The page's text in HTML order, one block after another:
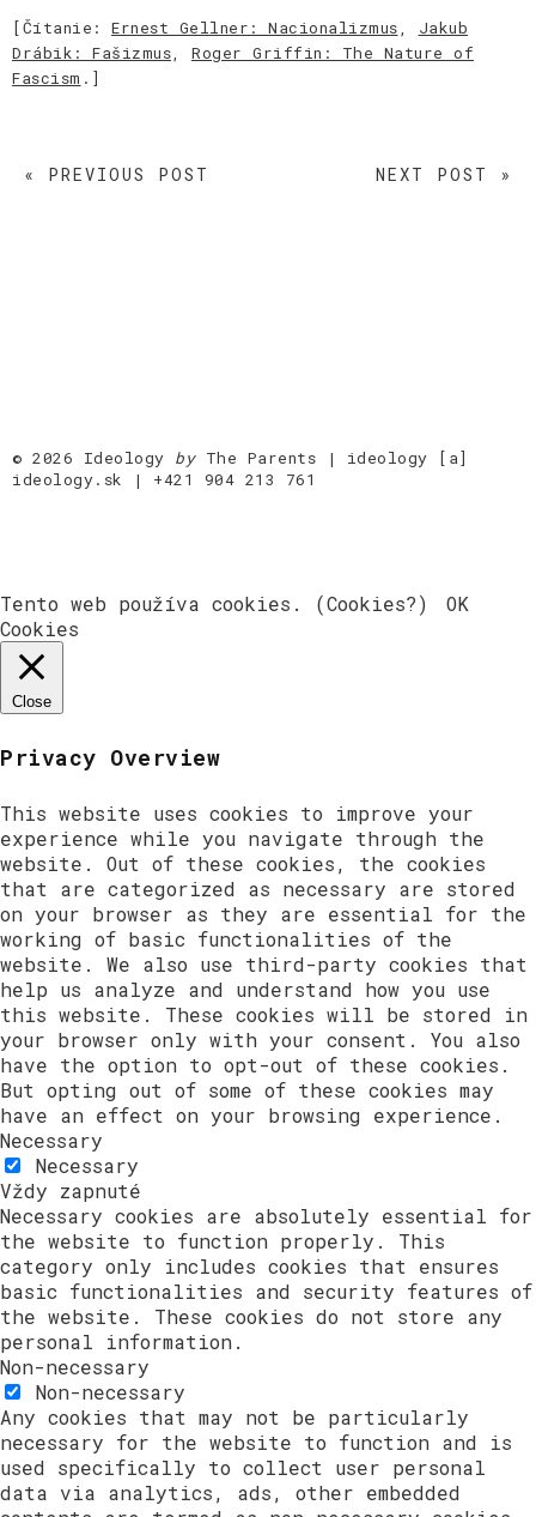
[Čítanie: Ernest Gellner: Nacionalizmus, Jakub
Drábik: Fašizmus, Roger Griffin: The Nature of
Fascism .]
NEXT POST »
« PREVIOUS POST
© 2026 Ideology byThe Parents | ideology [a]
ideology.sk | +421 904 213 761
Tento web používa cookies. (Cookies?)
OK
Cookies
Close
Privacy Overview
This website uses cookies to improve your
experience while you navigate through the
website. Out of these cookies, the cookies
that are categorized as necessary are stored
on your browser as they are essential for the
working of basic functionalities of the
website. We also use third-party cookies that
help us analyze and understand how you use
this website. These cookies will be stored in
your browser only with your consent. You also
have the option to opt-out of these cookies.
But opting out of some of these cookies may
have an effect on your browsing experience.
Necessary
Necessary
Vždy zapnuté
Necessary cookies are absolutely essential for
the website to function properly. This
category only includes cookies that ensures
basic functionalities and security features of
the website. These cookies do not store any
personal information.
Non-necessary
Non-necessary
Any cookies that may not be particularly
necessary for the website to function and is
used specifically to collect user personal
data via analytics, ads, other embedded